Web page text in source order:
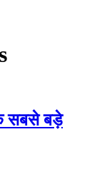
सबसे बड़े